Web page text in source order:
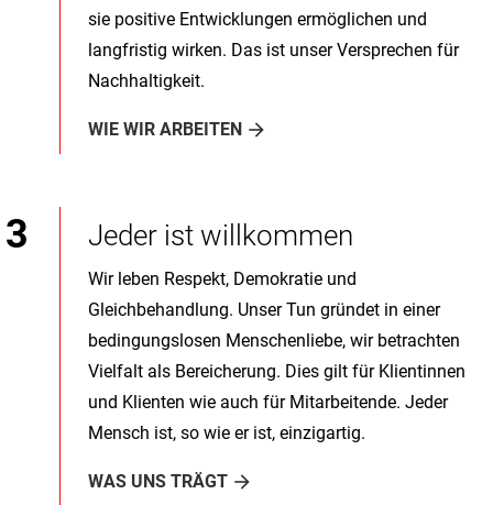
sie positive Entwicklungen ermöglichen und
langfristig wirken. Das ist unser Versprechen für
Nachhaltigkeit.
WIE WIR ARBEITEN
Jeder ist willkommen
Wir leben Respekt, Demokratie und
Gleichbehandlung. Unser Tun gründet in einer
bedingungslosen Menschenliebe, wir betrachten
Vielfalt als Bereicherung. Dies gilt für Klientinnen
und Klienten wie auch für Mitarbeitende. Jeder
Mensch ist, so wie er ist, einzigartig.
WAS UNS TRÄGT